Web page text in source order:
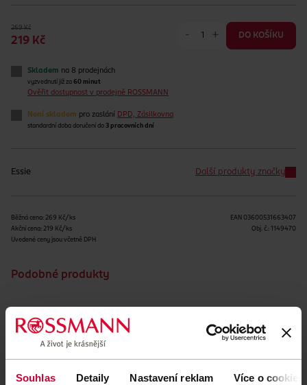
Souhlas Detaily Nastavení reklam Více o cookies
269 Kč
219 Kč
- + DO KOŠÍKU
Skladem na 8 prodejnách
vyzvednutí již za 60 minut
Ověřit dostupnost v prodejně ROSSMANN
Není skladem pro zaslání DPD, Zásilkovna
standardní doba doručení do 3 pracovních dní
Essie Další produkty značky
Běžná cena: 269 Kč/ks
Akční cena: 219 Kč/ks
Uvedené ceny jsou včetně DPH
EAN 03600531663407
Obj. č.: 1149470
Podobné produkty